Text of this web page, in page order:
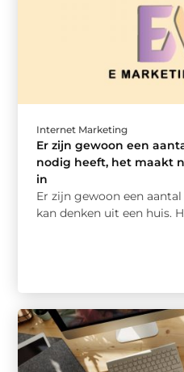
Internet Marketing
Er zijn gewoon een
nodig heeft, het maakt
in
Er zijn gewoon een
kan denken uit een huis.